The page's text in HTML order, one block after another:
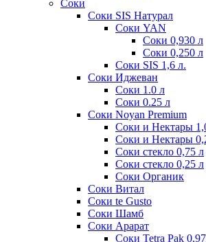
Соки
Соки SIS Натурал
Соки YAN
Соки 0,930 л
Соки 0,250 л
Соки SIS 1,6 л.
Соки Иджеван
Соки 1.0 л
Соки 0.25 л
Соки Noyan Premium
Соки и Нектары
Соки и Нектары
Соки стекло 0,75 л
Соки стекло 0,25 л
Соки Органик
Соки Витал
Соки te Gusto
Соки Шамб
Соки Арарат
Соки Tetra Pak